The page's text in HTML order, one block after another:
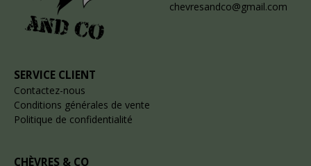
chevresandco@gmail.com
SERVICE CLIENT
Contactez-nous
Conditions générales de vente
Politique de confidentialité
CHÈVRES & CO